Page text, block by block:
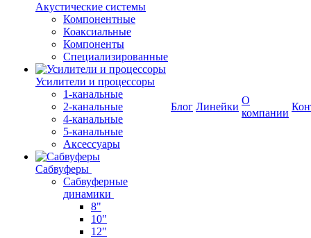
Акустические системы
Компонентные
Коаксиальные
Компоненты
Специализированные
Усилители и процессоры
1-канальные
2-канальные
4-канальные
5-канальные
Аксессуары
Сабвуферы
Сабвуферные
динамики
8"
10"
12"
Блог Линейки
О
компании